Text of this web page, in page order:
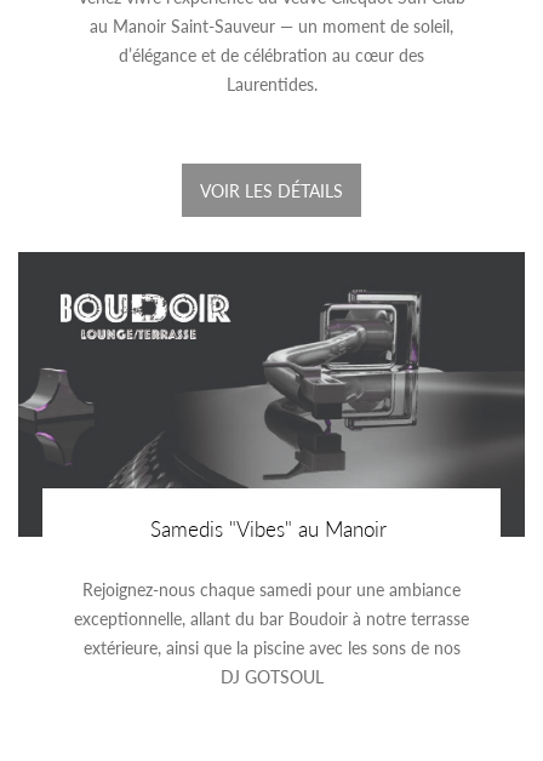
au Manoir Saint-Sauveur — un moment de soleil,
d’élégance et de célébration au cœur des
Laurentides.
VOIR LES DÉTAILS
Samedis "Vibes" au Manoir
Rejoignez-nous chaque samedi pour une ambiance
exceptionnelle, allant du bar Boudoir à notre terrasse
extérieure, ainsi que la piscine avec les sons de nos
DJ GOTSOUL